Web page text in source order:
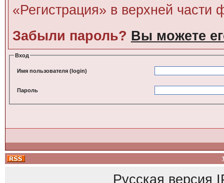
«Регистрация» в верхней части
Забыли пароль? Вы можете
Вход
Имя пользователя (login)
Пароль
Русская версия